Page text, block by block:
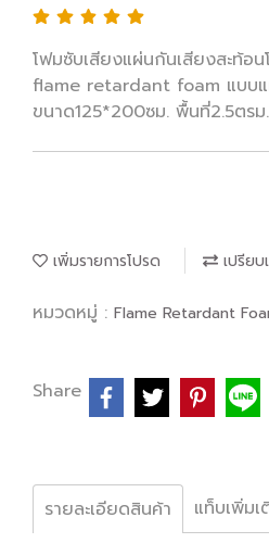
โฟมซับเสียงแผ่นกันเสียงสะท้อ
flame retardant foam แบบแ
ขนาด125*200ซม. พื้นที่2.5ตรม.
เพิ่มรายการโปรด เปรียบ
หมวดหมู่ : Flame Retardant
Share
รายละเอียดสินค้า
แท็บเพิ่มเ